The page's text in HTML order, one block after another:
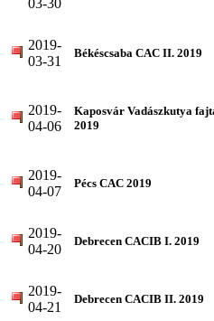
2019-
03-31
Békéscsaba CAC II. 2019
2019-
04-06
Kaposvár Vadászkutya
2019
2019-
04-07
Pécs CAC 2019
2019-
04-20
Debrecen CACIB I. 2019
2019-
04-21
Debrecen CACIB II. 2019